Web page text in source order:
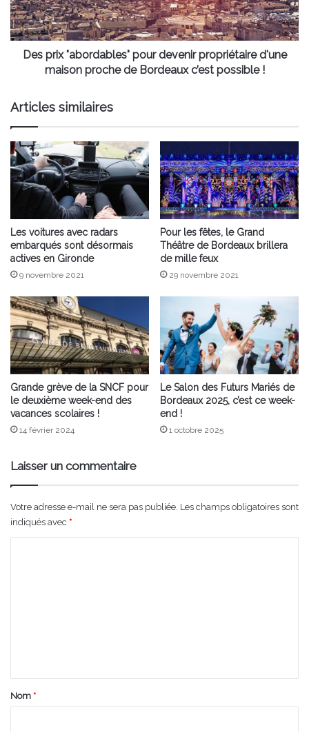
d'une
maison
proche
Bordeaux
!
Des prix "abordables" pour devenir propriétaire d'une
maison proche de Bordeaux c’est possible !
Articles similaires
Les voitures avec radars
embarqués sont désormais
actives en Gironde
9 novembre 2021
Pour les fêtes, le Grand
Théâtre de Bordeaux brillera
de mille feux
29 novembre 2021
Grande grève de la SNCF pour
le deuxième week-end des
vacances scolaires !
14 février 2024
Le Salon des Futurs Mariés de
Bordeaux 2025, c’est ce week-
end !
1 octobre 2025
Laisser un commentaire
Votre adresse e-mail ne sera pas publiée. Les champs obligatoires sont
indiqués avec *
aNom *